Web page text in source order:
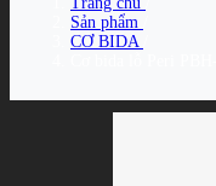
Sản phẩm
CƠ BIDA